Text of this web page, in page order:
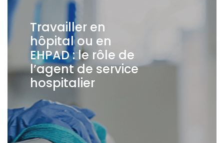
Travailler en
hôpital ou en
EHPAD : le rôle de
l’agent de service
hospitalier